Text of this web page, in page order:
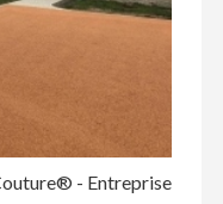
- Entreprise